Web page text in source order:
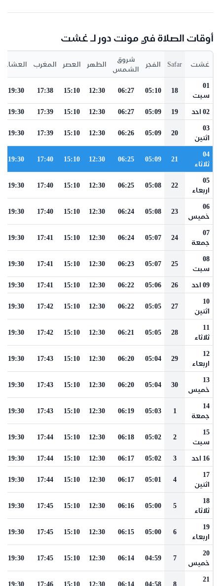
أوقات الصلاة في مونت دور لـ غشت
غشت Safar الفجر
شروق
الشمس
الظهر العصر المغرب العشاء
01
سبت
18
05:10
06:27
12:30
15:10
17:38
19:30
02 احد 19
05:09
06:27
12:30
15:10
17:39
19:30
03
اثنين
20
05:09
06:26
12:30
15:10
17:39
19:30
04
ثلاثاء
21
05:09
06:25
12:30
15:10
17:40
19:30
05
اربعاء
22
05:08
06:25
12:30
15:10
17:40
19:30
06
خميس
23
05:08
06:24
12:30
15:10
17:40
19:30
07
جمعة
24
05:07
06:24
12:30
15:10
17:41
19:30
08
سبت
25
05:07
06:23
12:30
15:10
17:41
19:30
09 احد 26
05:06
06:22
12:30
15:10
17:41
19:30
10
اثنين
27
05:05
06:22
12:30
15:10
17:42
19:30
11
ثلاثاء
28
05:05
06:21
12:30
15:10
17:42
19:30
12
اربعاء
29
05:04
06:20
12:30
15:10
17:43
19:30
13
خميس
30
05:04
06:20
12:30
15:10
17:43
19:30
14
جمعة
1
05:03
06:19
12:30
15:10
17:43
19:30
15
سبت
2
05:02
06:18
12:30
15:10
17:44
19:30
16 احد 3
05:02
06:17
12:30
15:10
17:44
19:30
17
اثنين
4
05:01
06:17
12:30
15:10
17:44
19:30
18
ثلاثاء
5
05:00
06:16
12:30
15:10
17:45
19:30
19
اربعاء
6
05:00
06:15
12:30
15:10
17:45
19:30
20
خميس
7
04:59
06:14
12:30
15:10
17:45
19:30
21
8
04:58
06:14
12:30
15:10
17:46
19:30